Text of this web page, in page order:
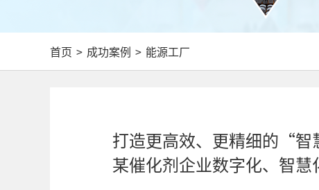
首页 > 成功案例 > 能源工厂
打造更高效、更精细的“
某催化剂企业数字化、智